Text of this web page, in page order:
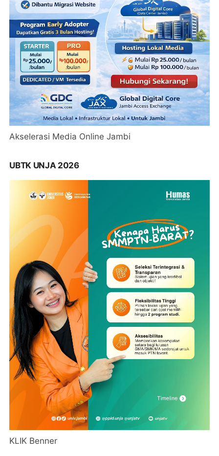
Akselerasi Media Online Jambi
UBTK UNJA 2026
KLIK Benner